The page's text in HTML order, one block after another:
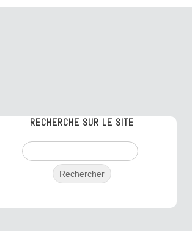
RECHERCHE SUR LE SITE